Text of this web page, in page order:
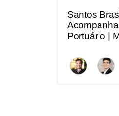
Santos
Portuário |